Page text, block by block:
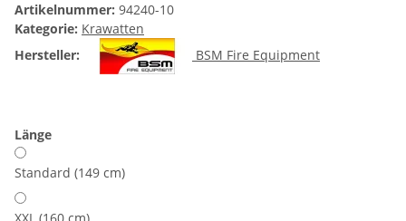
Artikelnummer: 94240-10
Kategorie: Krawatten
Hersteller:
BSM Fire Equipment
Länge
Standard (149 cm)